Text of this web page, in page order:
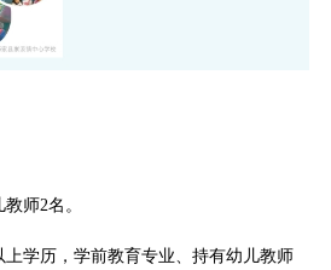
师2名。
上学历，学前教育专业、持有幼儿教师